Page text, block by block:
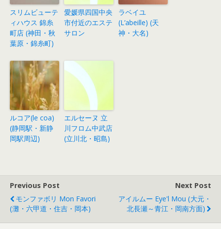
スリムビューテ
ィハウス 錦糸
町店 (神田・秋
葉原・錦糸町)
愛媛県四国中央
市付近のエステ
サロン
ラベイユ
(L’abeille) (天
神・大名)
ルコア(le coa)
(静岡駅・新静
岡駅周辺)
エルセーヌ 立
川フロム中武店
(立川北・昭島)
Previous Post
モンファボリ Mon Favori
(灘・六甲道・住吉・岡本)
Next Post
アイルムー Eye'l Mou (大元・
北長瀬～青江・岡南方面)